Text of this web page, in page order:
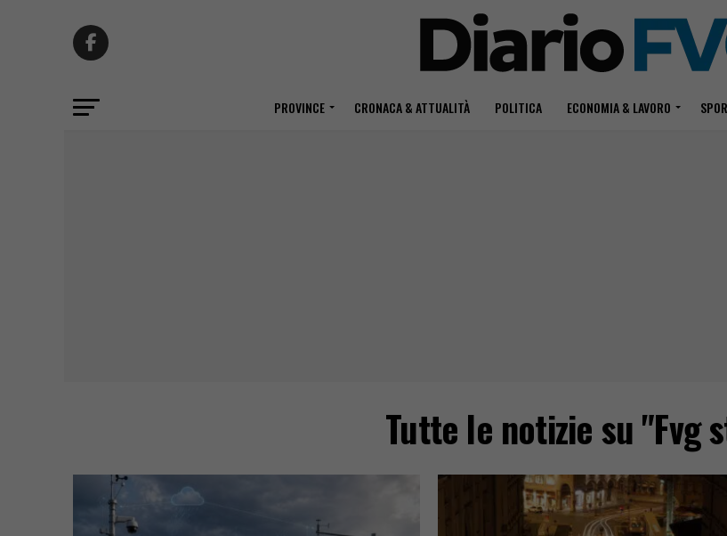
PROVINCE CRONACA & ATTUALITÀ POLITICA ECONOMIA & LAVORO
Tutte le notizie su "Fvg